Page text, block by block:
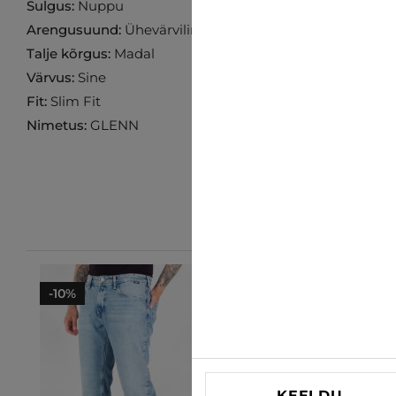
Sulgus: Nuppu
Arengusuund: Ühevärviline
Talje kõrgus: Madal
Värvus: Sine
Fit: Slim Fit
Nimetus: GLENN
-10%